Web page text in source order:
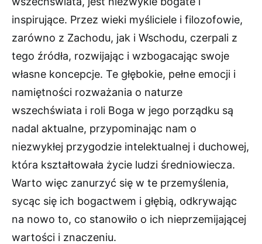
inspirujące. Przez wieki myśliciele i filozofowie,
zarówno z Zachodu, jak i Wschodu, czerpali z
tego źródła, rozwijając i wzbogacając swoje
własne koncepcje. Te głębokie, pełne emocji i
namiętności rozważania o naturze
wszechświata i roli Boga w jego porządku są
nadal aktualne, przypominając nam o
niezwykłej przygodzie intelektualnej i duchowej,
która kształtowała życie ludzi średniowiecza.
Warto więc zanurzyć się w te przemyślenia,
sycąc się ich bogactwem i głębią, odkrywając
na nowo to, co stanowiło o ich nieprzemijającej
wartości i znaczeniu.